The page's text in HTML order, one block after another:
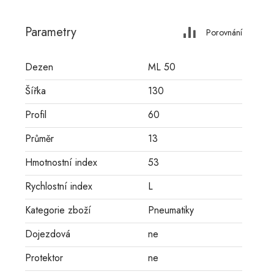
Parametry Porovnání
Dezen
ML 50
Šířka
130
Profil
60
Průměr
13
Hmotnostní index
53
Rychlostní index
L
Kategorie zboží
Pneumatiky
Dojezdová
ne
Protektor
ne